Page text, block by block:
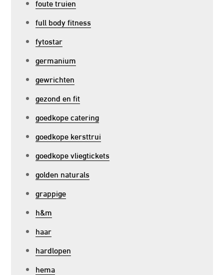
foute truien
full body fitness
fytostar
germanium
gewrichten
gezond en fit
goedkope catering
goedkope kersttrui
goedkope vliegtickets
golden naturals
grappige
h&m
haar
hardlopen
hema